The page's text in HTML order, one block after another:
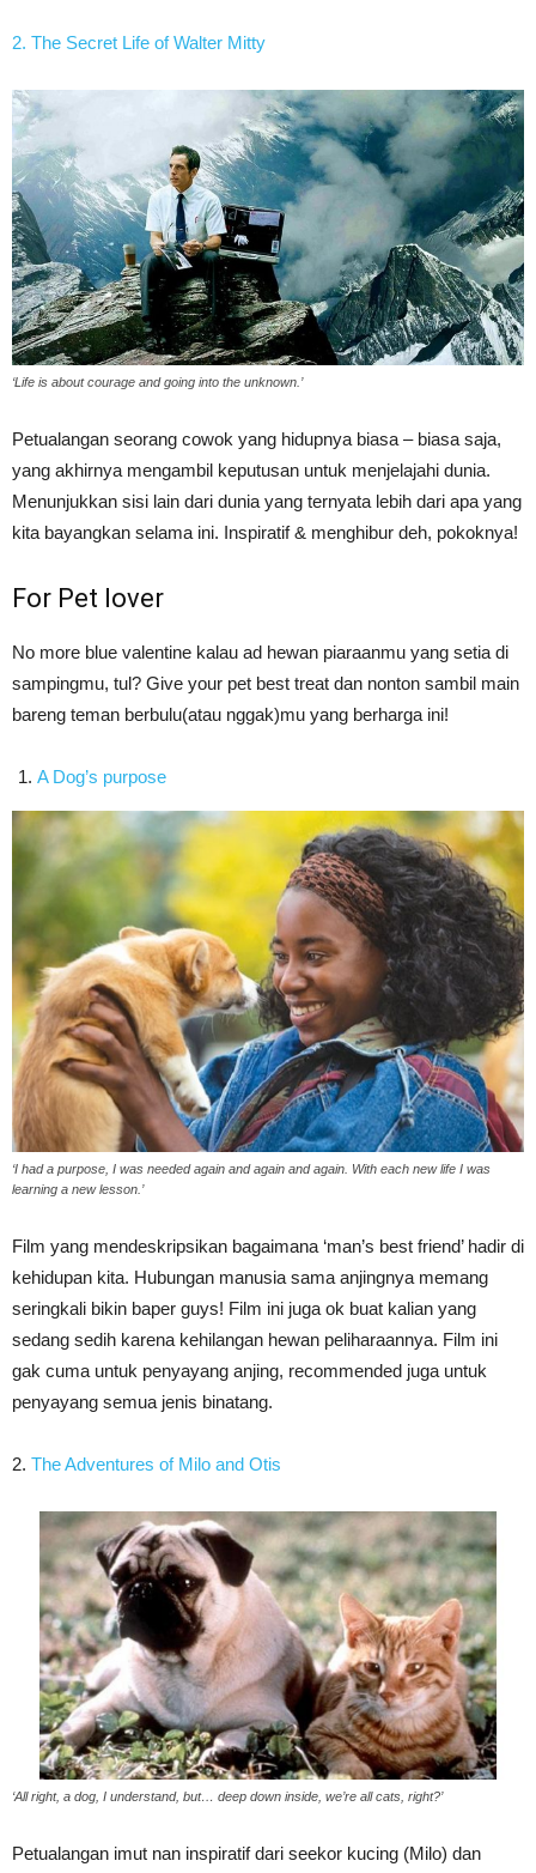
2. The Secret Life of Walter Mitty
‘Life is about courage and going into the unknown.’
Petualangan seorang cowok yang hidupnya biasa – biasa saja,
yang akhirnya mengambil keputusan untuk menjelajahi dunia.
Menunjukkan sisi lain dari dunia yang ternyata lebih dari apa yang
kita bayangkan selama ini. Inspiratif & menghibur deh, pokoknya!
For Pet lover
No more blue valentine kalau ad hewan piaraanmu yang setia di
sampingmu, tul? Give your pet best treat dan nonton sambil main
bareng teman berbulu(atau nggak)mu yang berharga ini!
A Dog’s purpose
‘I had a purpose, I was needed again and again and again. With each new life I was
learning a new lesson.’
Film yang mendeskripsikan bagaimana ‘man’s best friend’ hadir di
kehidupan kita. Hubungan manusia sama anjingnya memang
seringkali bikin baper guys! Film ini juga ok buat kalian yang
sedang sedih karena kehilangan hewan peliharaannya. Film ini
gak cuma untuk penyayang anjing, recommended juga untuk
penyayang semua jenis binatang.
2. The Adventures of Milo and Otis
‘All right, a dog, I understand, but… deep down inside, we’re all cats, right?’
Petualangan imut nan inspiratif dari seekor kucing (Milo) dan